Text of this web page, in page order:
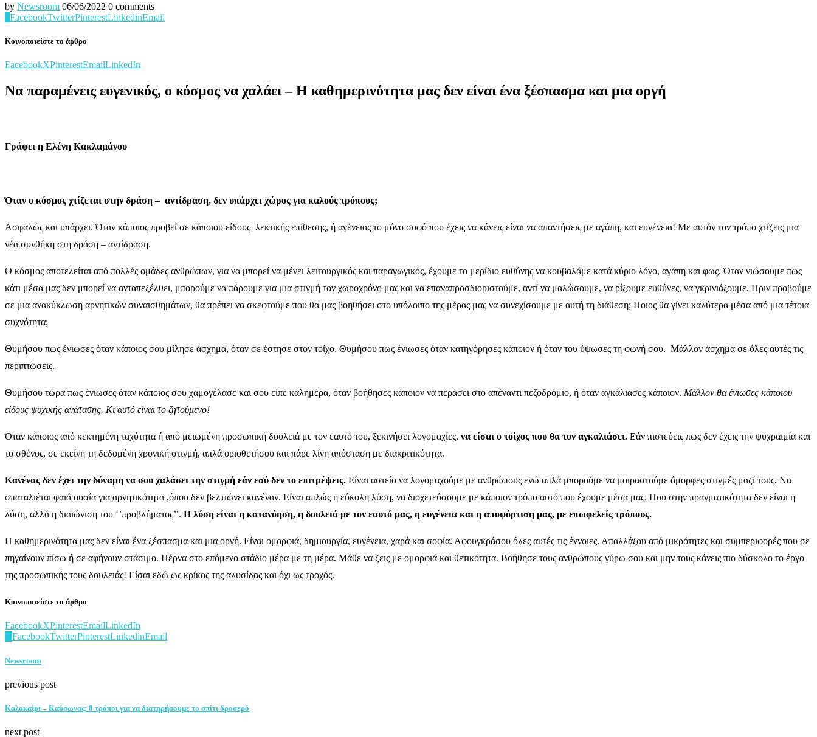
by Newsroom 06/06/2022 0 comments
FacebookTwitterPinterestLinkedinEmail
Κοινοποιείστε το άρθρο
FacebookXPinterestEmailLinkedIn
Να παραμένεις ευγενικός, ο κόσμος να χαλάει – Η καθημερινότητα μας δεν είναι ένα ξέσπασμα και μια οργή
Γράφει η Ελένη Κακλαμάνου
Όταν ο κόσμος χτίζεται στην δράση – αντίδραση, δεν υπάρχει χώρος για καλούς τρόπους;
Ασφαλώς και υπάρχει. Όταν κάποιος προβεί σε κάποιου είδους λεκτικής επίθεσης, ή αγένειας το μόνο σοφό που έχεις να κάνεις είναι να απαντήσεις με αγάπη, και ευγένεια! Με αυτόν τον τρόπο χτίζεις μια
νέα συνθήκη στη δράση – αντίδραση.
Ο κόσμος αποτελείται από πολλές ομάδες ανθρώπων, για να μπορεί να μένει λειτουργικός και παραγωγικός, έχουμε το μερίδιο ευθύνης να κουβαλάμε κατά κύριο λόγο, αγάπη και φως. Όταν νιώσουμε πως
κάτι μέσα μας δεν μπορεί να ανταπεξέλθει, μπορούμε να πάρουμε για μια στιγμή τον χωροχρόνο μας και να επαναπροσδιοριστούμε, αντί να μαλώσουμε, να ρίξουμε ευθύνες, να γκρινιάξουμε. Πριν προβούμε
σε μια ανακύκλωση αρνητικών συναισθημάτων, θα πρέπει να σκεφτούμε που θα μας βοηθήσει στο υπόλοιπο της μέρας μας να συνεχίσουμε με αυτή τη διάθεση; Ποιος θα γίνει καλύτερα μέσα από μια τέτοια
συχνότητα;
Θυμήσου πως ένιωσες όταν κάποιος σου μίλησε άσχημα, όταν σε έστησε στον τοίχο. Θυμήσου πως ένιωσες όταν κατηγόρησες κάποιον ή όταν του ύψωσες τη φωνή σου. Μάλλον άσχημα σε όλες αυτές τις
περιπτώσεις.
Θυμήσου τώρα πως ένιωσες όταν κάποιος σου χαμογέλασε και σου είπε καλημέρα, όταν βοήθησες κάποιον να περάσει στο απέναντι πεζοδρόμιο, ή όταν αγκάλιασες κάποιον. Μάλλον θα ένιωσες κάποιου
είδους ψυχικής ανάτασης. Κι αυτό είναι το ζητούμενο!
Όταν κάποιος από κεκτημένη ταχύτητα ή από μειωμένη προσωπική δουλειά με τον εαυτό του, ξεκινήσει λογομαχίες, να είσαι ο τοίχος που θα τον αγκαλιάσει. Εάν πιστεύεις πως δεν έχεις την ψυχραιμία και
το σθένος, σε εκείνη τη δεδομένη χρονική στιγμή, απλά οριοθετήσου και πάρε λίγη απόσταση με διακριτικότητα.
Κανένας δεν έχει την δύναμη να σου χαλάσει την στιγμή εάν εσύ δεν το επιτρέψεις. Είναι αστείο να λογομαχούμε με ανθρώπους ενώ απλά μπορούμε να μοιραστούμε όμορφες στιγμές μαζί τους. Να
σπαταλιέται φαιά ουσία για αρνητικότητα ,όπου δεν βελτιώνει κανέναν. Είναι απλώς η εύκολη λύση, να διοχετεύσουμε με κάποιον τρόπο αυτό που έχουμε μέσα μας. Που στην πραγματικότητα δεν είναι η
λύση, αλλά η διαιώνιση του ‘’προβλήματος’’. Η λύση είναι η κατανόηση, η δουλειά με τον εαυτό μας, η ευγένεια και η αποφόρτιση μας, με επωφελείς τρόπους.
Η καθημερινότητα μας δεν είναι ένα ξέσπασμα και μια οργή. Είναι ομορφιά, δημιουργία, ευγένεια, χαρά και σοφία. Αφουγκράσου όλες αυτές τις έννοιες. Απαλλάξου από μικρότητες και συμπεριφορές που σε
πηγαίνουν πίσω ή σε αφήνουν στάσιμο. Πέρνα στο επόμενο στάδιο μέρα με τη μέρα. Μάθε να ζεις με ομορφιά και θετικότητα. Βοήθησε τους ανθρώπους γύρω σου και μην τους κάνεις πιο δύσκολο το έργο
της προσωπικής τους δουλειάς! Είσαι εδώ ως κρίκος της αλυσίδας και όχι ως τροχός.
Κοινοποιείστε το άρθρο
FacebookXPinterestEmailLinkedIn
FacebookTwitterPinterestLinkedinEmail
Newsroom
previous post
Καλοκαίρι – Καύσωνας: 8 τρόποι για να διατηρήσουμε το σπίτι δροσερό
next post